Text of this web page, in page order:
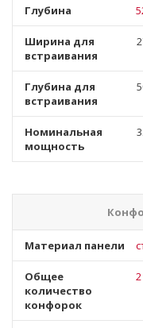
Глубина
Ширина для
встраивания
Глубина для
встраивания
Номинальная
мощность
Материал панели
Общее
количество
конфорок
2